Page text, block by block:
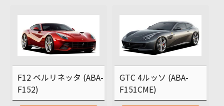
F12 ベルリネッタ (ABA-
F152)
GTC 4ルッソ (ABA-
F151CME)